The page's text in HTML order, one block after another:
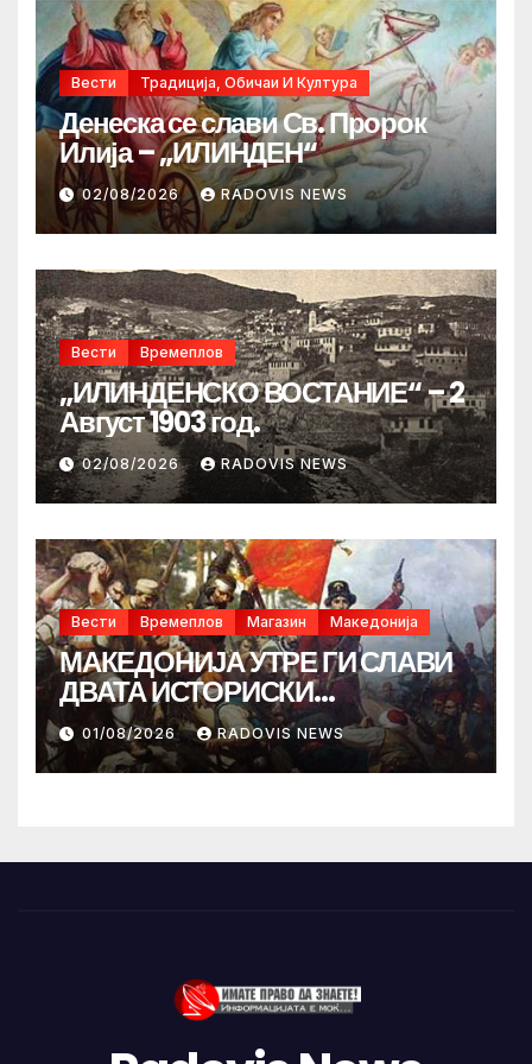
Вести Традиција, Обичаи И Култура
Денеска се слави Св. Пророк
Илија – „ИЛИНДЕН“
02/08/2026 RADOVIS NEWS
Вести Времеплов
„ИЛИНДЕНСКО ВОСТАНИЕ“ – 2
Август 1903 год.
02/08/2026 RADOVIS NEWS
Вести Времеплов Магазин Македонија
МАКЕДОНИЈА УТРЕ ГИ СЛАВИ
ДВАТА ИСТОРИСКИ
ИЛИНДЕНА!
01/08/2026 RADOVIS NEWS